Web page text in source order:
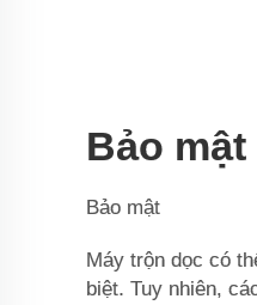
Bảo mật
Bảo mật
Máy trộn dọc có
biệt. Tuy nhiên,